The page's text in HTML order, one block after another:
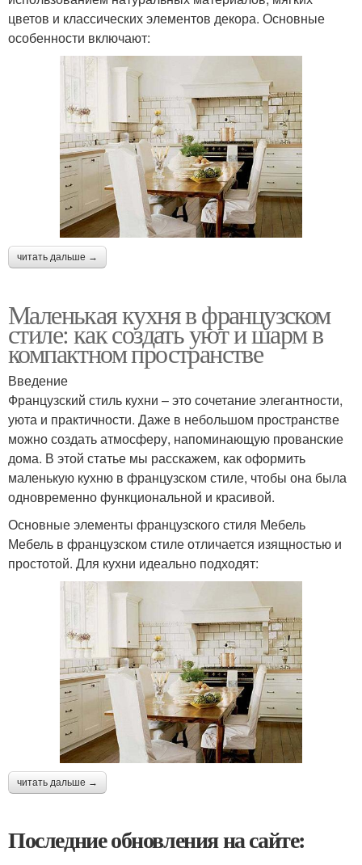
цветов и классических элементов декора. Основные
особенности включают:
читать дальше →
Маленькая кухня в французском
стиле: как создать уют и шарм в
компактном пространстве
Введение
Французский стиль кухни – это сочетание элегантности,
уюта и практичности. Даже в небольшом пространстве
можно создать атмосферу, напоминающую прованские
дома. В этой статье мы расскажем, как оформить
маленькую кухню в французском стиле, чтобы она была
одновременно функциональной и красивой.
Основные элементы французского стиля Мебель
Мебель в французском стиле отличается изящностью и
простотой. Для кухни идеально подходят:
читать дальше →
Последние обновления на сайте: